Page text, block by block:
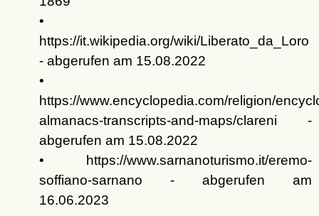
•
https://it.wikipedia.org/wiki/Liberato_da_Loro
- abgerufen am 15.08.2022
•
https://www.encyclopedia.com/religion/
almanacs-transcripts-and-maps/clareni -
abgerufen am 15.08.2022
• https://www.sarnanoturismo.it/eremo-
soffiano-sarnano - abgerufen am
16.06.2023